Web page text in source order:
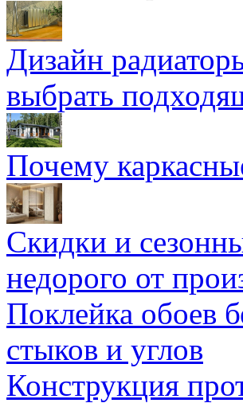
Дизайн
выбрать
Почему
Скидки и
недорого от
Поклейка обоев
стыков и углов
Конструкция